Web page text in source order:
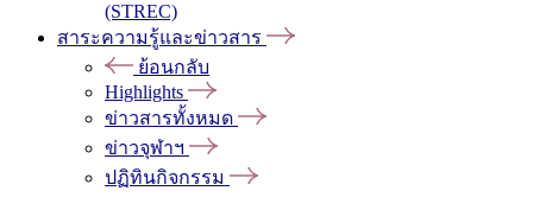
(STREC)
สาระความรู้และข่าวสาร
ย้อนกลับ
Highlights
ข่าวสารทั้งหมด
ข่าวจุฬาฯ
ปฏิทินกิจกรรม